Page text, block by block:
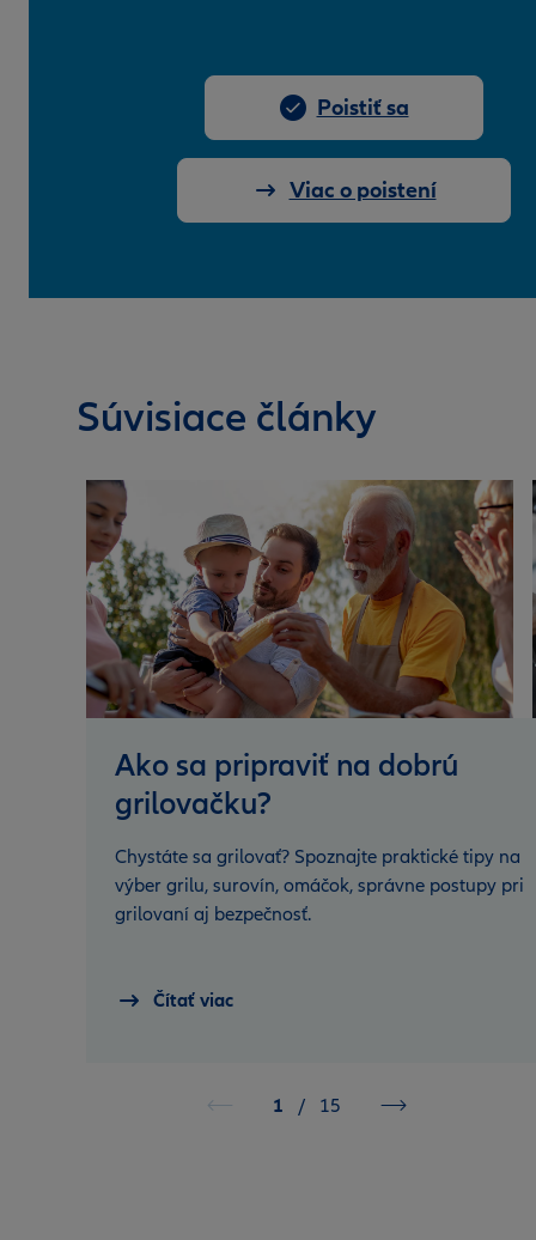
Poistiť sa
Viac o poistení
Súvisiace články
Ako sa pripraviť na dobrú
grilovačku?
Chystáte sa grilovať? Spoznajte praktické tipy na
výber grilu, surovín, omáčok, správne postupy pri
grilovaní aj bezpečnosť.
Čítať viac
1 / 15